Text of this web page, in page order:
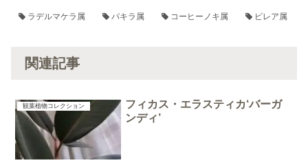
ラデルマケラ属 パキラ属 コーヒーノキ属 ピレア属
関連記事
観葉植物コレクション
フィカス・エラスティカ‘バーガ
ンディ’